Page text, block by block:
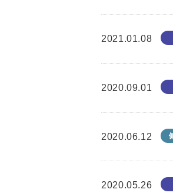
2021.01.08
2020.09.01
2020.06.12
2020.05.26